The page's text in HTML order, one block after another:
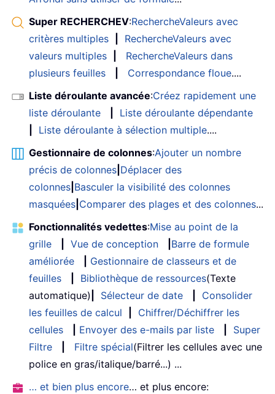
Super RECHERCHEV:RechercheValeurs avec
critères multiples
RechercheValeurs avec
valeurs multiples
RechercheValeurs dans
plusieurs feuilles
Correspondance floue....
Liste déroulante avancée:Créez rapidement une
liste déroulante
Liste déroulante dépendante
Liste déroulante à sélection multiple....
Gestionnaire de colonnes:Ajouter un nombre
précis de colonnes Déplacer des
colonnes Basculer la visibilité des colonnes
masquées Comparer des plages et des colonnes...
Fonctionnalités vedettes:Mise au point de la
grille
Vue de conception
Barre de formule
améliorée
Gestionnaire de classeurs et de
feuilles
Bibliothèque de ressources(Texte
automatique)
Sélecteur de date
Consolider
les feuilles de calcul
Chiffrer/Déchiffrer les
cellules
Envoyer des e-mails par liste
Super
Filtre
Filtre spécial(Filtrer les cellules avec une
police en gras/italique/barré...) ...
… et bien plus encore… et plus encore: